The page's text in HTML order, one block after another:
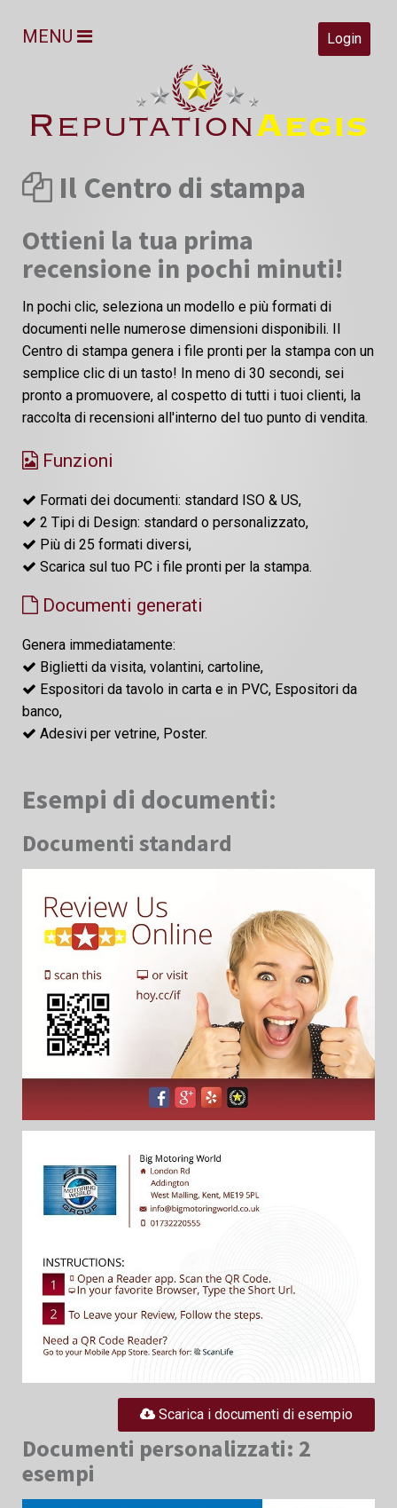
Login
MENU
Il Centro di stampa
Ottieni la tua prima
recensione in pochi minuti!
In pochi clic, seleziona un modello e più formati di
documenti nelle numerose dimensioni disponibili. Il
Centro di stampa genera i file pronti per la stampa con un
semplice clic di un tasto! In meno di 30 secondi, sei
pronto a promuovere, al cospetto di tutti i tuoi clienti, la
raccolta di recensioni all'interno del tuo punto di vendita.
Funzioni
Formati dei documenti: standard ISO & US,
2 Tipi di Design: standard o personalizzato,
Più di 25 formati diversi,
Scarica sul tuo PC i file pronti per la stampa.
Documenti generati
Genera immediatamente:
Biglietti da visita, volantini, cartoline,
Espositori da tavolo in carta e in PVC, Espositori da
banco,
Adesivi per vetrine, Poster.
Esempi di documenti:
Documenti standard
Scarica i documenti di esempio
Documenti personalizzati: 2
esempi